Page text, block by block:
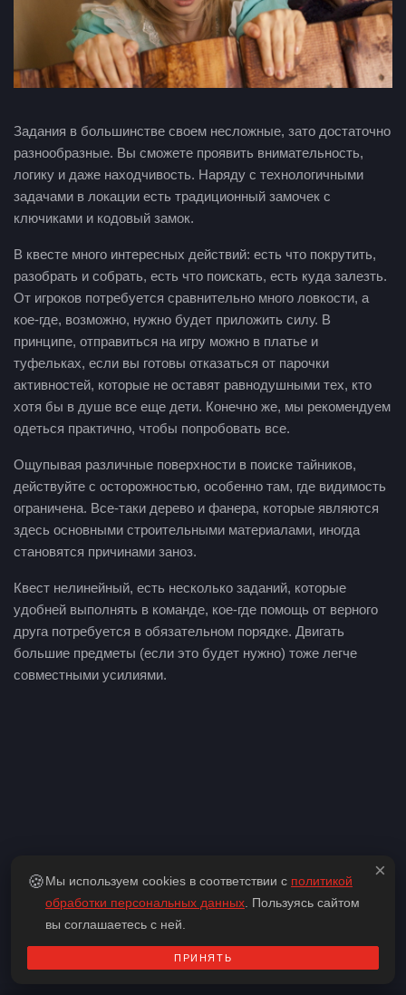
Задания в большинстве своем несложные, зато достаточно
разнообразные. Вы сможете проявить внимательность,
логику и даже находчивость. Наряду с технологичными
задачами в локации есть традиционный замочек с
ключиками и кодовый замок.
В квесте много интересных действий: есть что покрутить,
разобрать и собрать, есть что поискать, есть куда залезть.
От игроков потребуется сравнительно много ловкости, а
кое-где, возможно, нужно будет приложить силу. В
принципе, отправиться на игру можно в платье и
туфельках, если вы готовы отказаться от парочки
активностей, которые не оставят равнодушными тех, кто
хотя бы в душе все еще дети. Конечно же, мы рекомендуем
одеться практично, чтобы попробовать все.
Ощупывая различные поверхности в поиске тайников,
действуйте с осторожностью, особенно там, где видимость
ограничена. Все-таки дерево и фанера, которые являются
здесь основными строительными материалами, иногда
становятся причинами заноз.
Квест нелинейный, есть несколько заданий, которые
удобней выполнять в команде, кое-где помощь от верного
друга потребуется в обязательном порядке. Двигать
большие предметы (если это будет нужно) тоже легче
совместными усилиями.
×
🍪Мы используем cookies в соответствии с политикой
обработки персональных данных . Пользуясь сайтом
вы соглашаетесь с ней.
ПРИНЯТЬ